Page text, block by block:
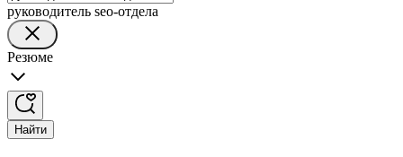
руководитель seo-отдела
Резюме
Найти